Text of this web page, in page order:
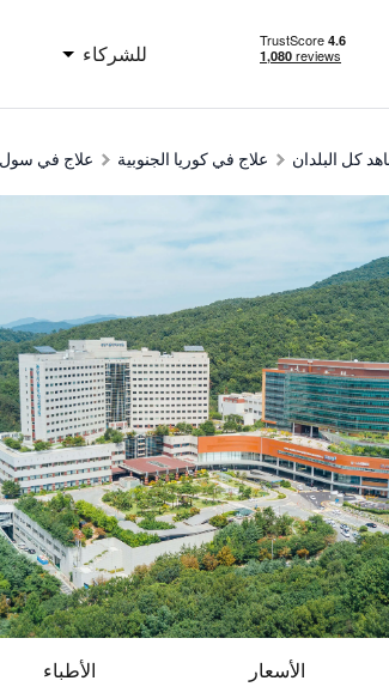
للشركاء
شاهد كل البلدان علاج في كوريا الجنوبية علاج في سول
الأسعار الأطباء